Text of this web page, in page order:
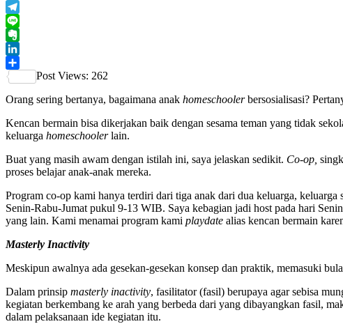
Email
Telegram
Line
Evernote
LinkedIn
Share
Post Views: 262
Orang sering bertanya, bagaimana anak homeschoolerbersosialisasi?
Kencan bermain bisa dikerjakan baik dengan sesama teman yang tidak
keluarga homeschoolerlain.
Buat yang masih awam dengan istilah ini, saya jelaskan sedikit. Co-op,
proses belajar anak-anak mereka.
Program co-op kami hanya terdiri dari tiga anak dari dua keluarga,
Senin-Rabu-Jumat pukul 9-13 WIB. Saya kebagian jadi host pada hari
yang lain. Kami menamai program kami playdate alias kencan bermain
Masterly Inactivity
Meskipun awalnya ada gesekan-gesekan konsep dan praktik, memasuki
Dalam prinsip masterly inactivity, fasilitator (fasil) berupaya agar sebisa
kegiatan berkembang ke arah yang berbeda dari yang dibayangkan fasil,
dalam pelaksanaan ide kegiatan itu.